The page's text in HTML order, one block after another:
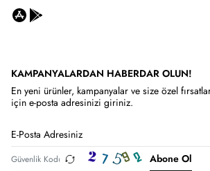
KAMPANYALARDAN HABERDAR OLUN!
En yeni ürünler, kampanyalar ve size özel
için e-posta adresinizi giriniz.
Abone Ol